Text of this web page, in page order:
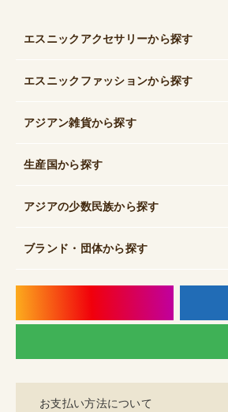
エスニックアクセサリーから探す
エスニックファッションから探す
アジアン雑貨から探す
生産国から探す
アジアの少数民族から探す
ブランド・団体から探す
お支払い方法について